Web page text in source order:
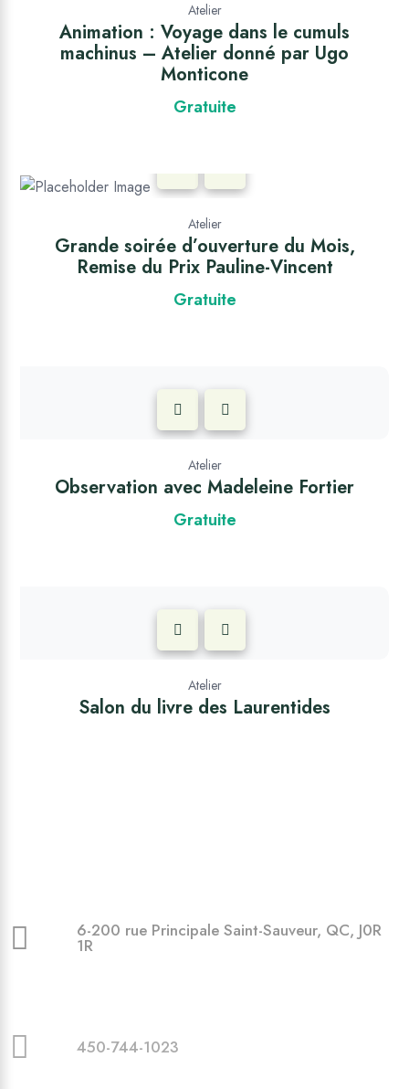
Atelier
Animation : Voyage dans le cumuls
machinus – Atelier donné par Ugo
Monticone
Gratuite
Atelier
Grande soirée d’ouverture du Mois,
Remise du Prix Pauline-Vincent
Gratuite
Atelier
Observation avec Madeleine Fortier
Gratuite
Atelier
Salon du livre des Laurentides
6-200 rue Principale Saint-Sauveur, QC, J0R
1R
450-744-1023